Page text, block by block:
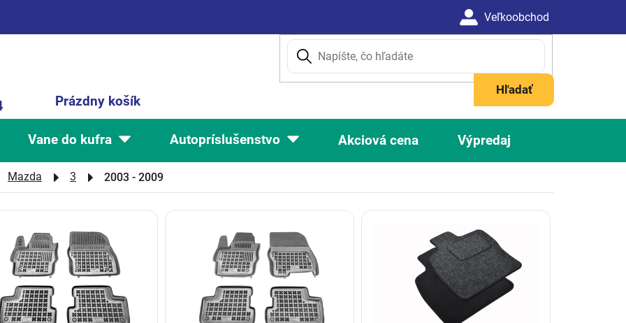
Hľadať
Nákupný
košík
Prázdny košík
Vane do kufra Autopríslušenstvo Akciová cena Výpredaj
Mazda 3 2003 - 2009